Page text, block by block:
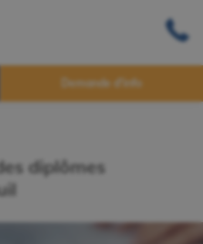
Demande d'info
diplômes